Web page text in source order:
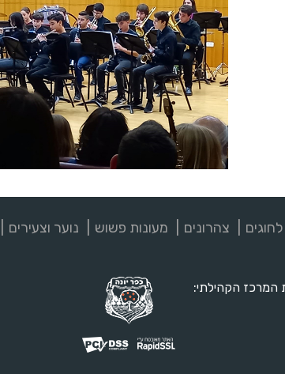
צהרונים מעונות פשוש נוער וצעירים
המרכז הקהילתי: